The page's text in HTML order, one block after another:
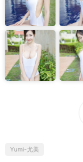
Yumi-尤美